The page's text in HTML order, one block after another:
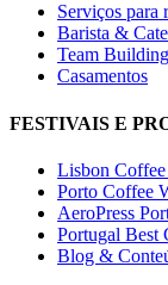
Serviços para
Barista &
Team Building
Casamentos
FESTIVAIS E
Lisbon
Porto Coffee
AeroPress
Portugal Best
Blog &